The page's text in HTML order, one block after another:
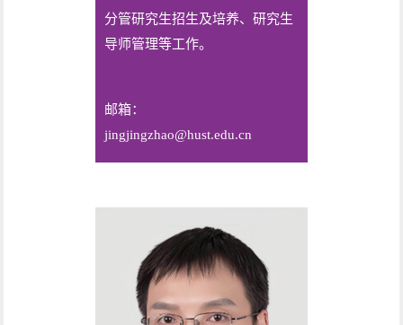
分管研究生招生及培养、研究生
导师管理等工作。
邮箱：
jingjingzhao@hust.edu.cn